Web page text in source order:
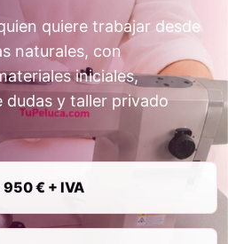
quiere trabajar desde
naturales, con
iniciales,
y taller privado
€ + IVA